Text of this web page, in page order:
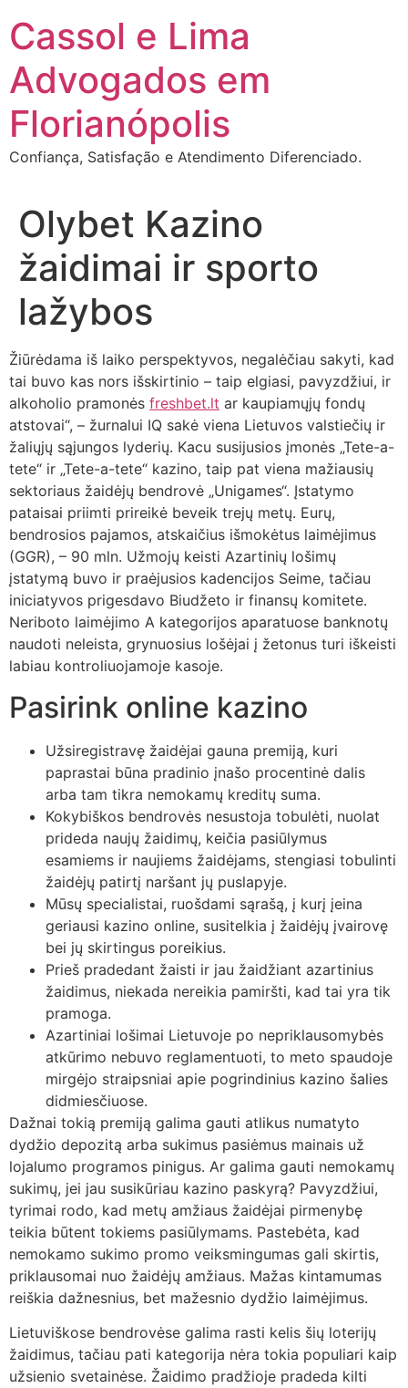
para
conteúdo
Cassol e Lima
Advogados em
Florianópolis
Confiança, Satisfação e Atendimento Diferenciado.
Olybet Kazino
žaidimai ir sporto
lažybos
Žiūrėdama iš laiko perspektyvos, negalėčiau sakyti, kad
tai buvo kas nors išskirtinio – taip elgiasi, pavyzdžiui, ir
alkoholio pramonės freshbet.lt ar kaupiamųjų fondų
atstovai“, – žurnalui IQ sakė viena Lietuvos valstiečių ir
žaliųjų sąjungos lyderių. Kacu susijusios įmonės „Tete-a-
tete“ ir „Tete-a-tete“ kazino, taip pat viena mažiausių
sektoriaus žaidėjų bendrovė „Unigames“. Įstatymo
pataisai priimti prireikė beveik trejų metų. Eurų,
bendrosios pajamos, atskaičius išmokėtus laimėjimus
(GGR), – 90 mln. Užmojų keisti Azartinių lošimų
įstatymą buvo ir praėjusios kadencijos Seime, tačiau
iniciatyvos prigesdavo Biudžeto ir finansų komitete.
Neriboto laimėjimo A kategorijos aparatuose banknotų
naudoti neleista, grynuosius lošėjai į žetonus turi iškeisti
labiau kontroliuojamoje kasoje.
Pasirink online kazino
Užsiregistravę žaidėjai gauna premiją, kuri
paprastai būna pradinio įnašo procentinė dalis
arba tam tikra nemokamų kreditų suma.
Kokybiškos bendrovės nesustoja tobulėti, nuolat
prideda naujų žaidimų, keičia pasiūlymus
esamiems ir naujiems žaidėjams, stengiasi tobulinti
žaidėjų patirtį naršant jų puslapyje.
Mūsų specialistai, ruošdami sąrašą, į kurį įeina
geriausi kazino online, susitelkia į žaidėjų įvairovę
bei jų skirtingus poreikius.
Prieš pradedant žaisti ir jau žaidžiant azartinius
žaidimus, niekada nereikia pamiršti, kad tai yra tik
pramoga.
Azartiniai lošimai Lietuvoje po nepriklausomybės
atkūrimo nebuvo reglamentuoti, to meto spaudoje
mirgėjo straipsniai apie pogrindinius kazino šalies
didmiesčiuose.
Dažnai tokią premiją galima gauti atlikus numatyto
dydžio depozitą arba sukimus pasiėmus mainais už
lojalumo programos pinigus. Ar galima gauti nemokamų
sukimų, jei jau susikūriau kazino paskyrą? Pavyzdžiui,
tyrimai rodo, kad metų amžiaus žaidėjai pirmenybę
teikia būtent tokiems pasiūlymams. Pastebėta, kad
nemokamo sukimo promo veiksmingumas gali skirtis,
priklausomai nuo žaidėjų amžiaus. Mažas kintamumas
reiškia dažnesnius, bet mažesnio dydžio laimėjimus.
Lietuviškose bendrovėse galima rasti kelis šių loterijų
žaidimus, tačiau pati kategorija nėra tokia populiari kaip
užsienio svetainėse. Žaidimo pradžioje pradeda kilti